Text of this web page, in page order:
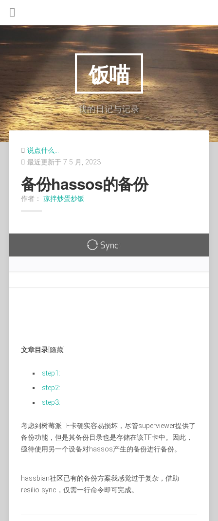
饭喵
我的日记与记录
说点什么…
最近更新于 7 5 月, 2023
备份hassos的备份
作者： 凉拌炒蛋炒饭
文章目录[隐藏]
step1:
step2:
step3:
考虑到树莓派TF卡确实容易损坏，尽管superviewer提供了
备份功能，但是其备份目录也是存储在该TF卡中。因此，
亟待使用另一个设备对hassos产生的备份进行备份。
hassbian社区已有的备份方案我感觉过于复杂，借助
resilio sync，仅需一行命令即可完成。